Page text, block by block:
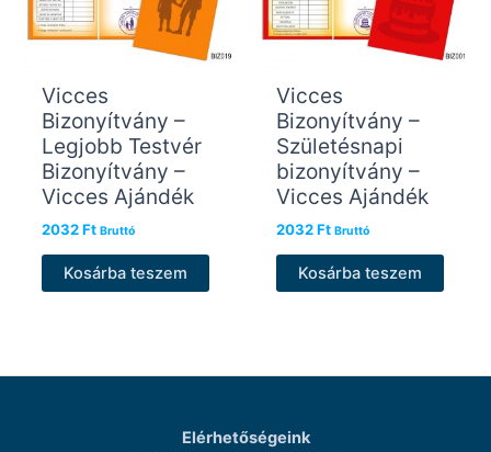
Vicces
Bizonyítvány –
Legjobb Testvér
Bizonyítvány –
Vicces Ajándék
2032Ft Bruttó
Kosárba teszem
Vicces
Bizonyítvány –
Születésnapi
bizonyítvány –
Vicces Ajándék
2032Ft Bruttó
Kosárba teszem
Elérhetőségeink